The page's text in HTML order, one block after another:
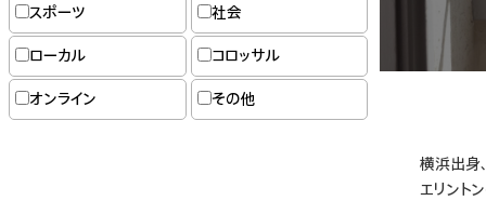
スポーツ 社会
ローカル コロッサル
オンライン その他
横浜出身
エリント